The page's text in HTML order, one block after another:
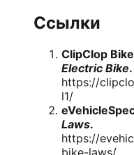
Ссылки
ClipClop
Electric Bike.
https://
l1/
Laws.
https://
bike-laws/